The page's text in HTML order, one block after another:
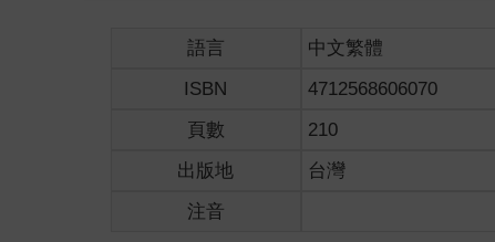
語言 中文繁體
ISBN
4712568606070
頁數
210
出版地
台灣
注音